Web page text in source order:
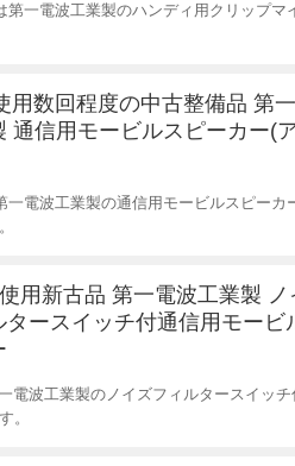
第一電波工業製のハンディ用クリップマ
用数回程度の中古整備品 第
通信用モービルスピーカー(
一電波工業製の通信用モービルスピー
用新古品 第一電波工業製 ノ
タースイッチ付通信用モービ
電波工業製のノイズフィルタースイッ
。